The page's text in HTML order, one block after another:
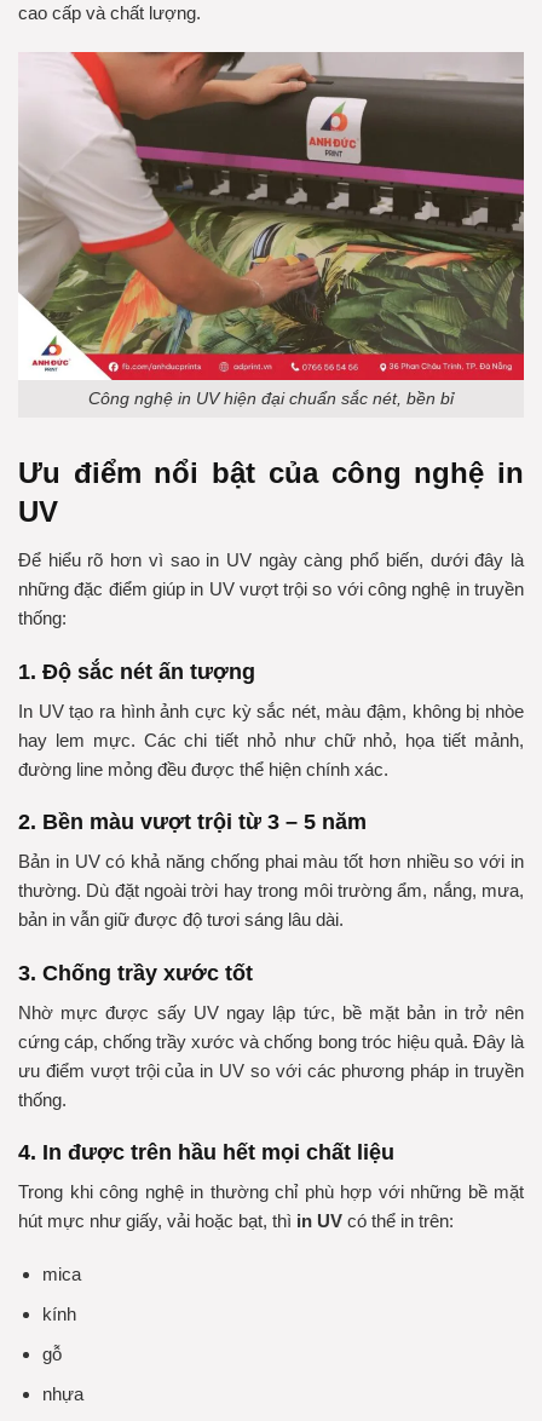
cao cấp và chất lượng.
Công nghệ in UV hiện đại chuẩn sắc nét, bền bỉ
Ưu điểm nổi bật của công nghệ in
UV
Để hiểu rõ hơn vì sao in UV ngày càng phổ biến, dưới đây là
những đặc điểm giúp in UV vượt trội so với công nghệ in truyền
thống:
1. Độ sắc nét ấn tượng
In UV tạo ra hình ảnh cực kỳ sắc nét, màu đậm, không bị nhòe
hay lem mực. Các chi tiết nhỏ như chữ nhỏ, họa tiết mảnh,
đường line mỏng đều được thể hiện chính xác.
2. Bền màu vượt trội từ 3 – 5 năm
Bản in UV có khả năng chống phai màu tốt hơn nhiều so với in
thường. Dù đặt ngoài trời hay trong môi trường ẩm, nắng, mưa,
bản in vẫn giữ được độ tươi sáng lâu dài.
3. Chống trầy xước tốt
Nhờ mực được sấy UV ngay lập tức, bề mặt bản in trở nên
cứng cáp, chống trầy xước và chống bong tróc hiệu quả. Đây là
ưu điểm vượt trội của in UV so với các phương pháp in truyền
thống.
4. In được trên hầu hết mọi chất liệu
Trong khi công nghệ in thường chỉ phù hợp với những bề mặt
hút mực như giấy, vải hoặc bạt, thì in UV có thể in trên:
mica
kính
gỗ
nhựa